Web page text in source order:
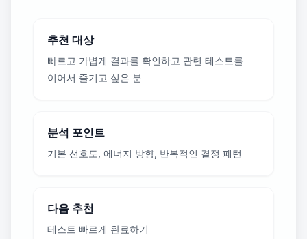
추천 대상
빠르고 가볍게 결과를 확인하고 관련 테스트를
이어서 즐기고 싶은 분
분석 포인트
기본 선호도, 에너지 방향, 반복적인 결정 패턴
다음 추천
테스트 빠르게 완료하기